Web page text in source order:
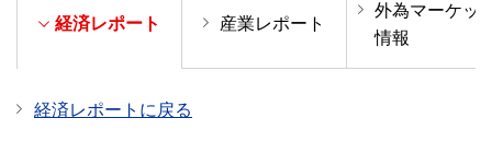
経済レポート 産業レポート
外為マーケッ
情報
経済レポートに戻る